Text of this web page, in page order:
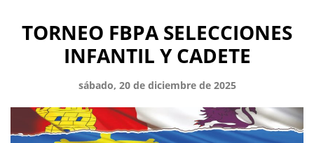
TORNEO FBPA SELECCIONES
INFANTIL Y CADETE
sábado, 20 de diciembre de 2025